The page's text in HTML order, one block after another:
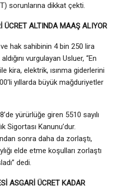
sorunlarına dikkat çekti.
ÜCRET ALTINDA MAAŞ ALIYOR
hak sahibinin 4 bin 250 lira
vurgulayan Usluer, “En
kira, elektrik, ısınma giderlerini
yıllarda büyük mağduriyetler
yürürlüğe giren 5510 sayılı
Sigortası Kanunu’dur.
sonra daha da zorlaştı,
elde etme koşulları zorlaştı
dedi.
ASGARİ ÜCRET KADAR